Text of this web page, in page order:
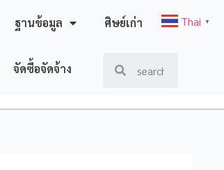
ฐานข้อมูล ศิษย์เก่า
จัดซื้อจัดจ้าง
Thai ▼